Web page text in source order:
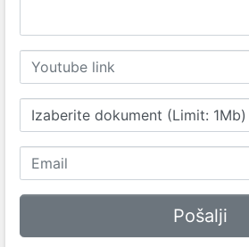
Izaberite dokument (Limit: 1Mb)